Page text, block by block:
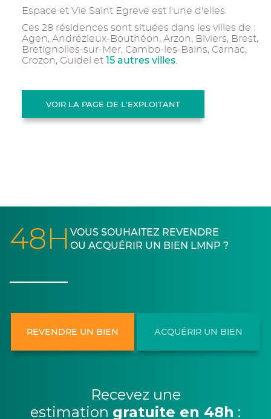
Espace et Vie Saint Egreve est l'une d'elles.
Ces 28 résidences sont situées dans les villes de :
Agen, Andrézieux-Bouthéon, Arzon, Biviers, Brest,
Bretignolles-sur-Mer, Cambo-les-Bains, Carnac,
Crozon, Guidel et 15 autres villes
VOIR LA PAGE DE L'EXPLOITANT
48H VOUS SOUHAITEZ REVENDRE
OU ACQUÉRIR UN BIEN LMNP ?
REVENDRE UN BIEN ACQUÉRIR UN BIEN